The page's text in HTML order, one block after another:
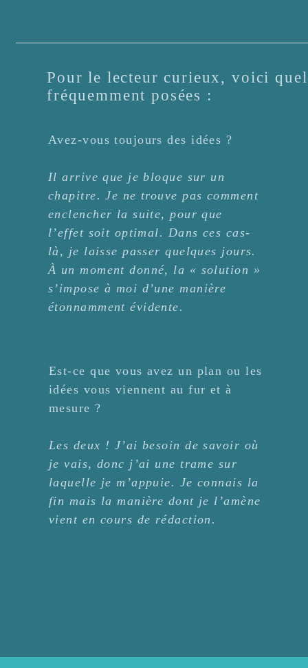
Pour le lecteur curieux, voici
fréquemment posées :
Avez-vous toujours des idées ?
Il arrive que je bloque sur un
chapitre. Je ne trouve pas comment
enclencher la suite, pour que
l’effet soit optimal. Dans ces cas-
là, je laisse passer quelques jours.
À un moment donné, la « solution »
s’impose à moi d’une manière
étonnamment évidente.
Est-ce que vous avez un plan ou les
idées vous viennent au fur et à
mesure ?
Les deux ! J’ai besoin de savoir où
je vais, donc j’ai une trame sur
laquelle je m’appuie. Je connais la
fin mais la manière dont je l’amène
vient en cours de rédaction.